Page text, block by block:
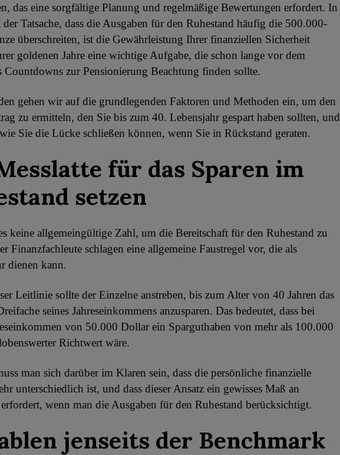
das eine sorgfältige Planung und regelmäßige Bewertungen erfordert. In
der Tatsache, dass die Ausgaben für den Ruhestand häufig die 500.000-
überschreiten, ist die Gewährleistung Ihrer finanziellen Sicherheit
goldenen Jahre eine wichtige Aufgabe, die schon lange vor dem
Countdowns zur Pensionierung Beachtung finden sollte.
gehen wir auf die grundlegenden Faktoren und Methoden ein, um den
zu ermitteln, den Sie bis zum 40. Lebensjahr gespart haben sollten, und
Sie die Lücke schließen können, wenn Sie in Rückstand geraten.
für das Sparen im
setzen
keine allgemeingültige Zahl, um die Bereitschaft für den Ruhestand zu
Finanzfachleute schlagen eine allgemeine Faustregel vor, die als
dienen kann.
Leitlinie sollte der Einzelne anstreben, bis zum Alter von 40 Jahren das
seines Jahreseinkommens anzusparen. Das bedeutet, dass bei
von 50.000 Dollar ein Sparguthaben von mehr als 100.000
Richtwert wäre.
man sich darüber im Klaren sein, dass die persönliche finanzielle
unterschiedlich ist, und dass dieser Ansatz ein gewisses Maß an
wenn man die Ausgaben für den Ruhestand berücksichtigt.
jenseits der Benchmark